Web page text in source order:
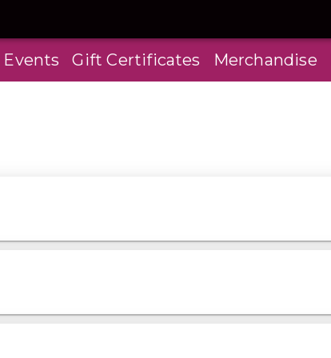
Events Gift Certificates Merchandise